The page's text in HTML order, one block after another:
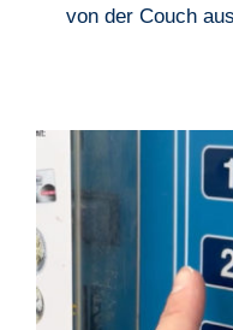
von der Couch